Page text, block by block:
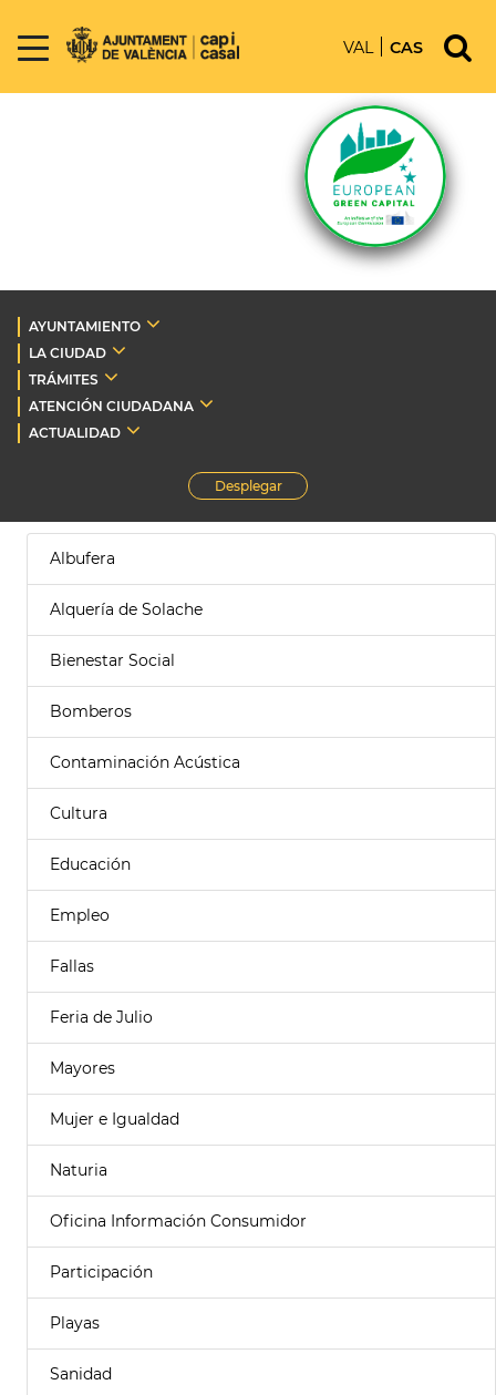
VAL CAS
AYUNTAMIENTO
LA CIUDAD
TRÁMITES
ATENCIÓN CIUDADANA
ACTUALIDAD
Desplegar
Albufera
Alquería de Solache
Bienestar Social
Bomberos
Contaminación Acústica
Cultura
Educación
Empleo
Fallas
Feria de Julio
Mayores
Mujer e Igualdad
Naturia
Oficina Información Consumidor
Participación
Playas
Sanidad